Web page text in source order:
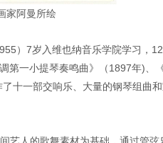
家阿曼所绘
）7岁入维也纳音乐学院学习，
第一小提琴奏鸣曲》（1897年)、
十一部交响乐、大量的钢琴组曲